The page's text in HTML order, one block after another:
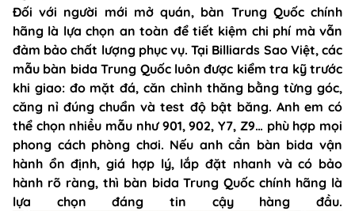
Đối với người mới mở quán, bàn Trung Quốc chính
hãng là lựa chọn an toàn để tiết kiệm chi phí mà vẫn
đảm bảo chất lượng phục vụ. Tại Billiards Sao Việt, các
mẫu bàn bida Trung Quốc luôn được kiểm tra kỹ trước
khi giao: đo mặt đá, căn chỉnh thăng bằng từng góc,
căng nỉ đúng chuẩn và test độ bật băng. Anh em có
thể chọn nhiều mẫu như 901, 902, Y7, Z9… phù hợp mọi
phong cách phòng chơi. Nếu anh cần bàn bida vận
hành ổn định, giá hợp lý, lắp đặt nhanh và có bảo
hành rõ ràng, thì bàn bida Trung Quốc chính hãng là
lựa chọn đáng tin cậy hàng đầu.